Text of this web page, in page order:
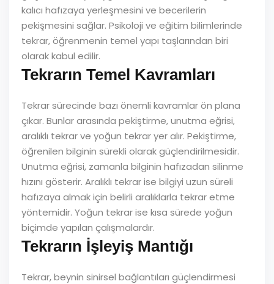
kalıcı hafızaya yerleşmesini ve becerilerin
pekişmesini sağlar. Psikoloji ve eğitim bilimlerinde
tekrar, öğrenmenin temel yapı taşlarından biri
olarak kabul edilir.
Tekrarın Temel Kavramları
Tekrar sürecinde bazı önemli kavramlar ön plana
çıkar. Bunlar arasında pekiştirme, unutma eğrisi,
aralıklı tekrar ve yoğun tekrar yer alır. Pekiştirme,
öğrenilen bilginin sürekli olarak güçlendirilmesidir.
Unutma eğrisi, zamanla bilginin hafızadan silinme
hızını gösterir. Aralıklı tekrar ise bilgiyi uzun süreli
hafızaya almak için belirli aralıklarla tekrar etme
yöntemidir. Yoğun tekrar ise kısa sürede yoğun
biçimde yapılan çalışmalardır.
Tekrarın İşleyiş Mantığı
Tekrar, beynin sinirsel bağlantıları güçlendirmesi